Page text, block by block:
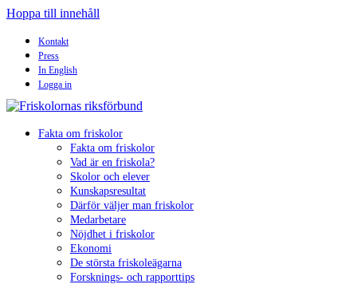
Hoppa till innehåll
Kontakt
Press
In English
Logga in
Fakta om friskolor
Fakta om friskolor
Vad är en friskola?
Skolor och elever
Kunskapsresultat
Därför väljer man friskolor
Medarbetare
Nöjdhet i friskolor
Ekonomi
De största friskoleägarna
Forsknings- och rapporttips